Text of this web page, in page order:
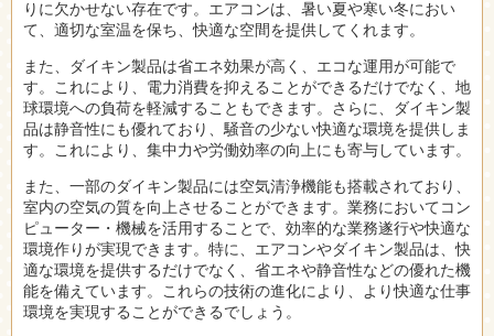
りに欠かせない存在です。エアコンは、暑い夏や寒い冬におい
て、適切な室温を保ち、快適な空間を提供してくれます。
また、ダイキン製品は省エネ効果が高く、エコな運用が可能で
す。これにより、電力消費を抑えることができるだけでなく、地
球環境への負荷を軽減することもできます。さらに、ダイキン製
品は静音性にも優れており、騒音の少ない快適な環境を提供しま
す。これにより、集中力や労働効率の向上にも寄与しています。
また、一部のダイキン製品には空気清浄機能も搭載されており、
室内の空気の質を向上させることができます。業務においてコン
ピューター・機械を活用することで、効率的な業務遂行や快適な
環境作りが実現できます。特に、エアコンやダイキン製品は、快
適な環境を提供するだけでなく、省エネや静音性などの優れた機
能を備えています。これらの技術の進化により、より快適な仕事
環境を実現することができるでしょう。